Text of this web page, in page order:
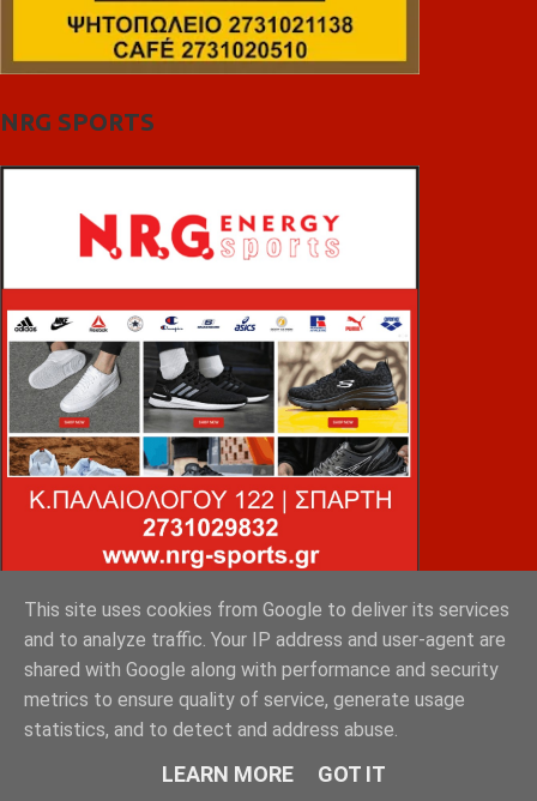
NRG SPORTS
VOiD ΣΠΑΡΤΗ
This site uses cookies from Google to deliver its services
and to analyze traffic. Your IP address and user-agent are
shared with Google along with performance and security
metrics to ensure quality of service, generate usage
statistics, and to detect and address abuse.
LEARN MORE GOT IT